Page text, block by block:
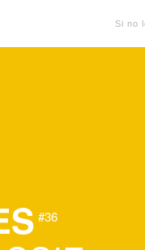
Si no
#36